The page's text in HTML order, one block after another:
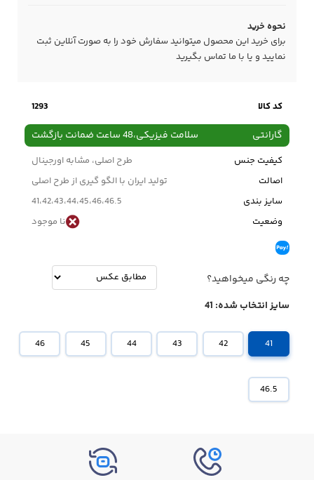
نحوه خرید
برای خرید این محصول میتوانید سفارش خود را به صورت آنلاین ثبت
نمایید و یا با ما تماس بگیرید
کد کالا 1293
گارانتی سلامت فیزیکی،48 ساعت ضمانت بازگشت
کیفیت جنس
طرح اصلی، مشابه اورجینال
اصالت
تولید ایران با الگو گیری از طرح اصلی
سایز بندی
41،42،43،44،45،46،46.5
وضعیت
نا موجود
چه رنگی میخواهید؟
سایز انتخاب شده: 41
41
42
43
44
45
46
46.5